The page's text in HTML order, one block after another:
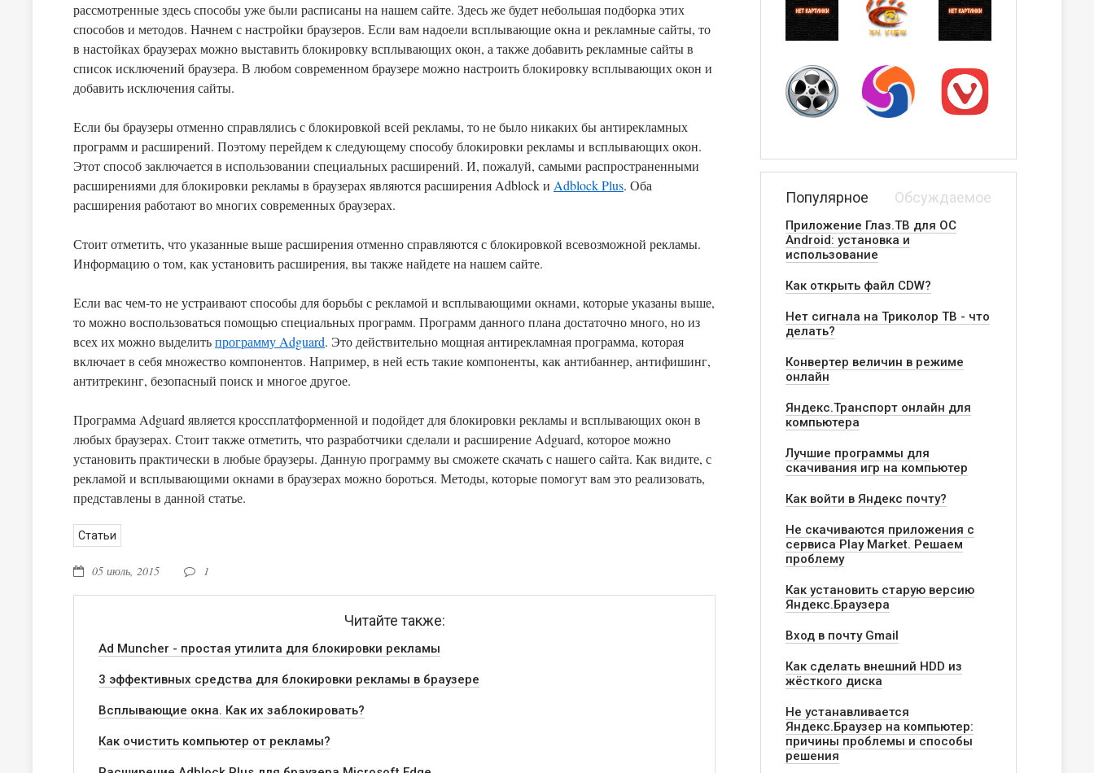
рассмотренные здесь способы уже были расписаны на нашем сайте. Здесь же будет небольшая подборка этих
способов и методов. Начнем с настройки браузеров. Если вам надоели всплывающие окна и рекламные сайты, то
в настойках браузерах можно выставить блокировку всплывающих окон, а также добавить рекламные сайты в
список исключений браузера. В любом современном браузере можно настроить блокировку всплывающих окон и
добавить исключения сайты.
Если бы браузеры отменно справлялись с блокировкой всей рекламы, то не было никаких бы антирекламных
программ и расширений. Поэтому перейдем к следующему способу блокировки рекламы и всплывающих окон.
Этот способ заключается в использовании специальных расширений. И, пожалуй, самыми распространенными
расширениями для блокировки рекламы в браузерах являются расширения Adblock и Adblock Plus. Оба
расширения работают во многих современных браузерах.
Стоит отметить, что указанные выше расширения отменно справляются с блокировкой всевозможной рекламы.
Информацию о том, как установить расширения, вы также найдете на нашем сайте.
Если вас чем-то не устраивают способы для борьбы с рекламой и всплывающими окнами, которые указаны выше,
то можно воспользоваться помощью специальных программ. Программ данного плана достаточно много, но из
всех их можно выделитьпрограмму Adguard. Это действительно мощная антирекламная программа, которая
включает в себя множество компонентов. Например, в ней есть такие компоненты, как антибаннер, антифишинг,
антитрекинг, безопасный поиск и многое другое.
Программа Adguard является кроссплатформенной и подойдет для блокировки рекламы и всплывающих окон в
любых браузерах. Стоит также отметить, что разработчики сделали и расширение Adguard, которое можно
установить практически в любые браузеры. Данную программу вы сможете скачать с нашего сайта. Как видите, с
рекламой и всплывающими окнами в браузерах можно бороться. Методы, которые помогут вам это реализовать,
представлены в данной статье.
Статьи
05 июль, 2015 1
Читайте также:
Ad Muncher - простая утилита для блокировки рекламы
3 эффективных средства для блокировки рекламы в браузере
Всплывающие окна. Как их заблокировать?
Как очистить компьютер от рекламы?
Популярное Обсуждаемое
Приложение Глаз.ТВ для ОС
Android: установка и
использование
Как открыть файл CDW?
Нет сигнала на Триколор ТВ - что
делать?
Конвертер величин в режиме
онлайн
Яндекс.Транспорт онлайн для
компьютера
Лучшие программы для
скачивания игр на компьютер
Как войти в Яндекс почту?
Не скачиваются приложения с
сервиса Play Market. Решаем
проблему
Как установить старую версию
Яндекс.Браузера
Вход в почту Gmail
Как сделать внешний HDD из
жёсткого диска
Не устанавливается
Яндекс.Браузер на компьютер:
причины проблемы и способы
решения